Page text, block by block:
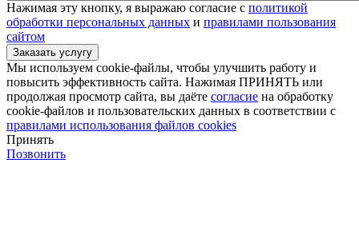
Нажимая эту кнопку, я выражаю согласие с политикой
обработки персональных данных и правилами пользования
сайтом
Мы используем cookie-файлы, чтобы улучшить работу и
повысить эффективность сайта. Нажимая ПРИНЯТЬ или
продолжая просмотр сайта, вы даёте согласие на обработку
cookie-файлов и пользовательских данных в соответствии с
правилами использования файлов cookies
Принять
Позвонить